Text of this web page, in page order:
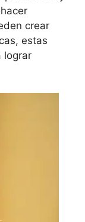
crear
estas
lograr